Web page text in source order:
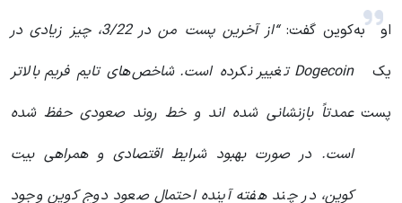
کوین گفت:
“از آخرین پست من در 3/22، چیز زیادی در
Dogecoin تغییر نکرده است. شاخص‌های تایم فریم بالاتر
عمدتاً بازنشانی شده اند و خط روند صعودی حفظ شده
است. در صورت بهبود شرایط اقتصادی و همراهی بیت
کوین، در چند هفته آینده احتمال صعود دوج کوین وجود
او به
یک
پست